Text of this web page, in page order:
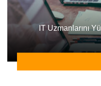
IT Uzmanlarını